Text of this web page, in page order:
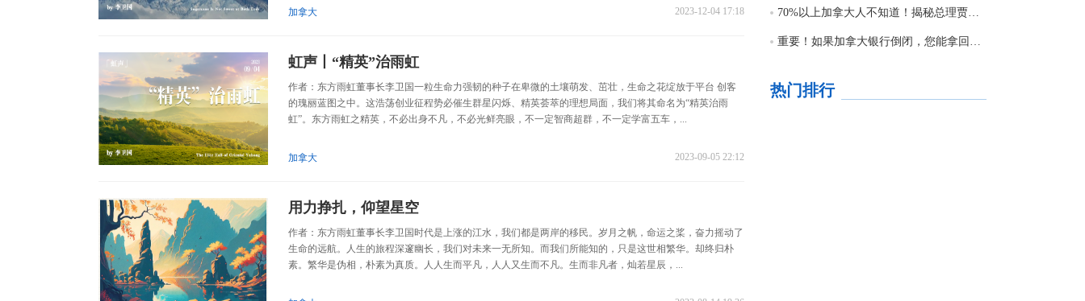
2023-12-04 17:18
加拿大
虹声丨“精英”治雨虹
作者：东方雨虹董事长李卫国一粒生命力强韧的种子在卑微的土壤萌发、茁壮，生命之花绽放于平台 创客
的瑰丽蓝图之中。这浩荡创业征程势必催生群星闪烁、精英荟萃的理想局面，我们将其命名为“精英治雨
虹”。东方雨虹之精英，不必出身不凡，不必光鲜亮眼，不一定智商超群，不一定学富五车，...
2023-09-05 22:12
加拿大
用力挣扎，仰望星空
作者：东方雨虹董事长李卫国时代是上涨的江水，我们都是两岸的移民。岁月之帆，命运之桨，奋力摇动了
生命的远航。人生的旅程深邃幽长，我们对未来一无所知。而我们所能知的，只是这世相繁华。却终归朴
素。繁华是伪相，朴素为真质。人人生而平凡，人人又生而不凡。生而非凡者，灿若星辰，...
70%以上加拿大人不知道！揭秘总理贾斯汀-特鲁多一年能挣这个数！
重要！如果加拿大银行倒闭，您能拿回多少钱？
热门排行